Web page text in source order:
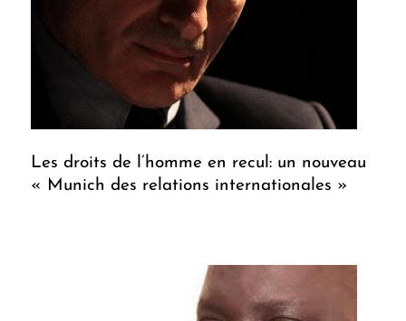
Les droits de l’homme en recul: un nouveau
« Munich des relations internationales »